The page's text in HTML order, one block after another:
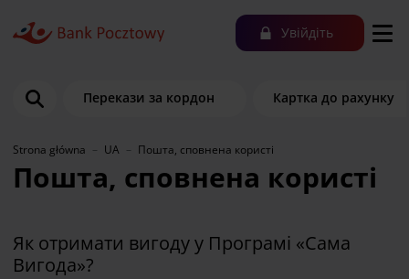
Увійдіть
Перекази за кордон Картка до рахунку
Strona główna UA Пошта, сповнена користі
Пошта, сповнена користі
Як отримати вигоду у Програмі «Сама
Вигода»?